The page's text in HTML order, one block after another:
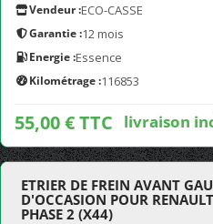
Vendeur :ECO-CASSE
Garantie :12 mois
Energie :Essence
Kilométrage :116853
55,00 € TTC livraison
ETRIER DE FREIN AVANT
D'OCCASION POUR
PHASE 2 (X44)